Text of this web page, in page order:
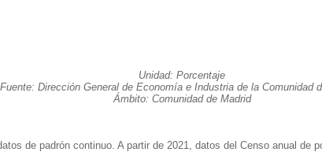
Unidad: Porcentaje
Fuente: Dirección General de Economía e Industria de la Comunidad
Ámbito: Comunidad de Madrid
de padrón continuo. A partir de 2021, datos del Censo anual de